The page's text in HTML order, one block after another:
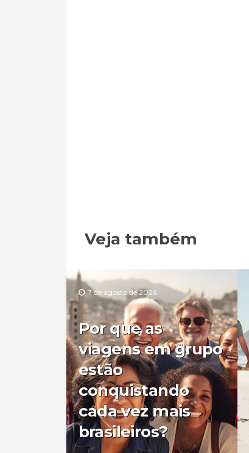
Veja também
7 de agosto de 2026
Por que as
viagens em grupo
estão
conquistando
cada vez mais
brasileiros?